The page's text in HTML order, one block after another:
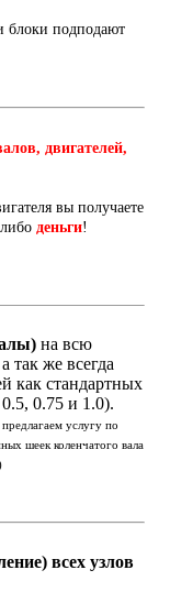
блоки подподают
двигателей,
вы получаете
деньги!
на всю
так же всегда
как стандартных
0.75 и 1.0).
услугу по
шеек коленчатого вала
всех узлов